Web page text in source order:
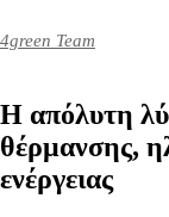
4green Team
Η απόλυτη
θέρμανσης,
ενέργειας